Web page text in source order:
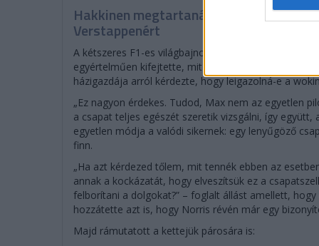
Hakkinen megtartaná a Norris-Piastri
Verstappenért
A kétszeres F1-es világbajnok Mika Hakkinen az Up
egyértelműen kifejtette, mit tenne, ha ő lenne a
házigazdája arról kérdezte, hogy leigazolná-e a
„Ez nagyon érdekes. Tudod, Max nem az egyetlen
a csapat teljes egészét szeretik vizsgálni, így
egyetlen módja a valódi sikernek: egy lenyűgöző
finn.
„Ha azt kérdezed tőlem, mit tennék ebben az
annak a kockázatát, hogy elveszítsük ez a
felborítani a dolgokat?” – foglalt állást amellett,
hozzátette azt is, hogy Norris révén már egy
Majd rámutatott a kettejük párosára is: